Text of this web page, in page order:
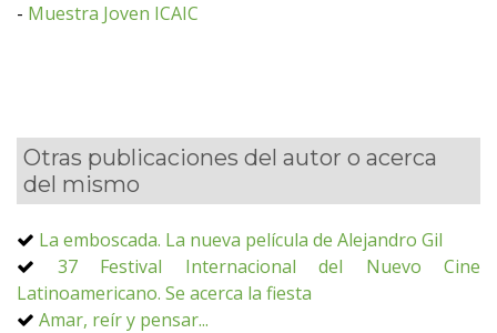
- Muestra Joven ICAIC
Otras publicaciones del autor o acerca
del mismo
La emboscada. La nueva película de Alejandro Gil
37 Festival Internacional del Nuevo Cine
Latinoamericano. Se acerca la fiesta
Amar, reír y pensar...